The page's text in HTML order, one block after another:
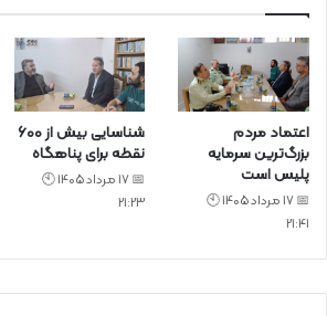
اعتماد مردم
بزرگ‌ترین سرمایه
پلیس است
📅 17 مرداد 1405 🕙
21:41
شناسایی بیش از ۶۰۰
نقطه برای پناهگاه
📅 17 مرداد 1405 🕙
21:23